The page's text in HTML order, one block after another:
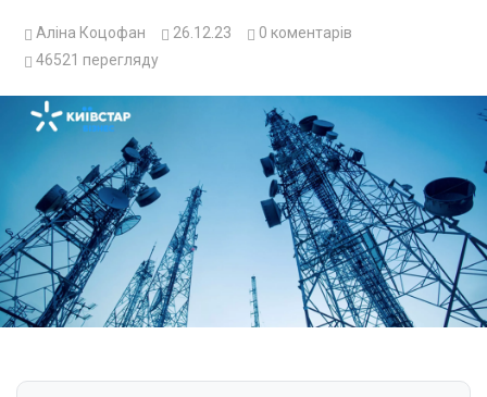
Аліна Коцофан 26.12.23 0 коментарів
46521 перегляду